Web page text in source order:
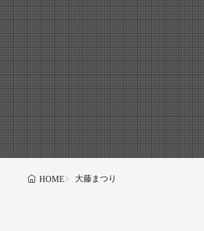
HOME 大藤まつり